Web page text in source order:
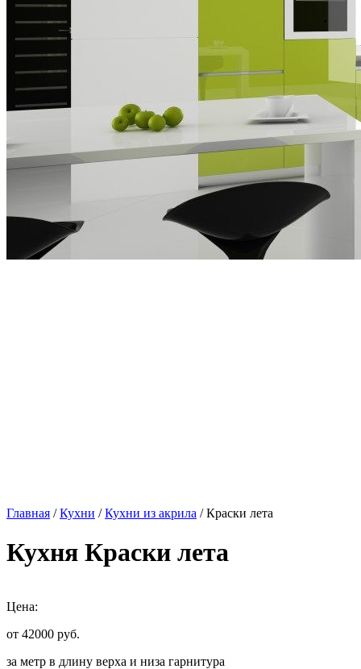
Главная /Кухни /Кухни из акрила / Краски лета
Кухня Краски лета
Цена:
от 42000 руб.
за метр в длину верха и низа гарнитура